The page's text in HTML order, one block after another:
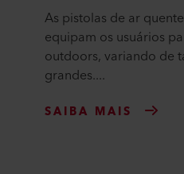
As pistolas de ar
equipam os usuários
outdoors, variando de
grandes....
SAIBA MAIS